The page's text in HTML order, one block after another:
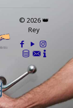
© 2026 👑
Rey